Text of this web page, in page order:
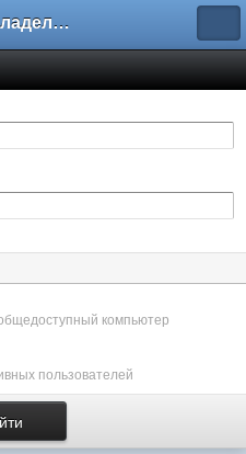
Форум владельцев интернет-магазинов
компьютер
пользователей